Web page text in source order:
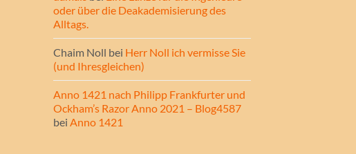
oder über die Deakademisierung des
Alltags.
Chaim Noll bei Herr Noll ich vermisse Sie
(und Ihresgleichen)
Anno 1421 nach Philipp Frankfurter und
Ockham’s Razor Anno 2021 – Blog4587
bei Anno 1421